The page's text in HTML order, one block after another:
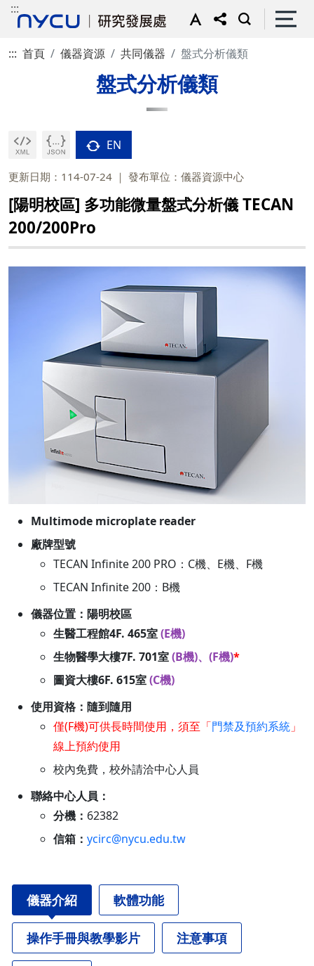
:::
::: 首頁 儀器資源 共同儀器 盤式分析儀類
盤式分析儀類
EN
更新日期：114-07-24 發布單位：儀器資源中心
[陽明校區] 多功能微量盤式分析儀 TECAN
200/200Pro
Multimode microplate reader
廠牌型號
TECAN Infinite 200 PRO：C機、E機、F機
TECAN Infinite 200：B機
儀器位置：陽明校區
生醫工程館4F. 465室(E機)
生物醫學大樓7F. 701室(B機)、(F機)*
圖資大樓6F. 615室(C機)
使用資格：隨到隨用
僅(F機)可供長時間使用，須至「門禁及預約系統 」
線上預約使用
校內免費，校外請洽中心人員
聯絡中心人員：
分機： 62382
信箱： ycirc@nycu.edu.tw
儀器介紹 軟體功能
操作手冊與教學影片 注意事項